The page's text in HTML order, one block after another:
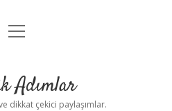
Anasayfa
Uyarı
menüyü
Adımlar
dikkat çekici paylaşımlar.